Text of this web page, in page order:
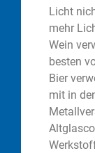
Licht
mehr
Wein
besten
Bier
mit in